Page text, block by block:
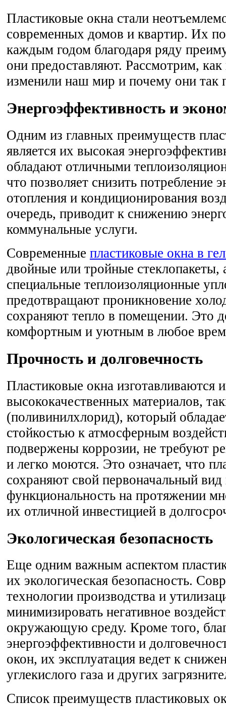
Пластиковые окна стали
современных домов и квартир. Их
каждым годом благодаря ряду
они предоставляют. Рассмотрим,
изменили наш мир и почему они так
Энергоэффективность и
Одним из главных преимуществ
является их высокая
обладают отличными
что позволяет снизить потребление
отопления и кондиционирования
очередь, приводит к снижению
коммунальные услуги.
Современные пластиковые окна в
двойные или тройные стеклопакеты,
специальные теплоизоляционные
предотвращают проникновение
сохраняют тепло в помещении. Это
комфортным и уютным в любое
Прочность и долговечность
Пластиковые окна изготавливаются
высококачественных материалов,
(поливинилхлорид), который
стойкостью к атмосферным
подвержены коррозии, не требуют
и легко моются. Это означает, что
сохраняют свой первоначальный вид
функциональность на протяжении
их отличной инвестицией в
Экологическая безопасность
Еще одним важным аспектом
их экологическая безопасность.
технологии производства и
минимизировать негативное
окружающую среду. Кроме того,
энергоэффективности и
окон, их эксплуатация ведет к
углекислого газа и других
Список преимуществ пластиковых